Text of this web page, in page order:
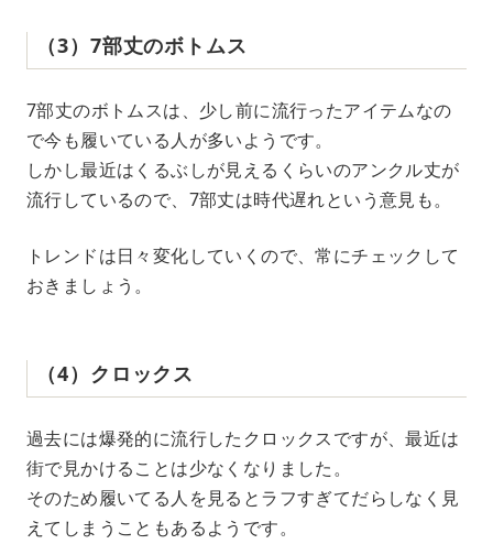
（3）7部丈のボトムス
7部丈のボトムスは、少し前に流行ったアイテムなの
で今も履いている人が多いようです。
しかし最近はくるぶしが見えるくらいのアンクル丈が
流行しているので、7部丈は時代遅れという意見も。
トレンドは日々変化していくので、常にチェックして
おきましょう。
（4）クロックス
過去には爆発的に流行したクロックスですが、最近は
街で見かけることは少なくなりました。
そのため履いてる人を見るとラフすぎてだらしなく見
えてしまうこともあるようです。